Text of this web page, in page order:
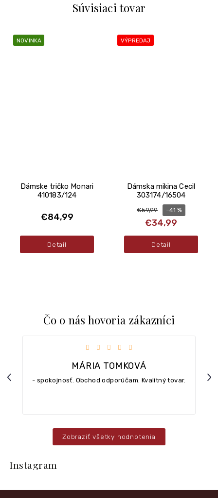
Súvisiaci tovar
NOVINKA
Dámske tričko Monari
410183/124
€84,99
Detail
VÝPREDAJ
Dámska mikina Cecil
303174/16504
€59,99
€34,99
–41 %
Detail
Čo o nás hovoria zákazníci
Previous
MÁRIA TOMKOVÁ
Hodnotenie obchodu je 5 z 5 hviezdičiek.
- spokojnosť. Obchod odporúčam. Kvalitný tovar.
Zobraziť všetky hodnotenia
t
Instagram